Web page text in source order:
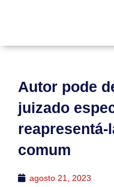
Autor pode
juizado
comum
agosto 21, 2023